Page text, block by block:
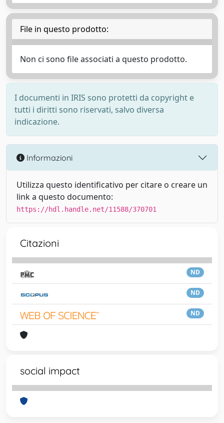
File in questo prodotto:
Non ci sono file associati a questo prodotto.
I documenti in IRIS sono protetti da copyright e
tutti i diritti sono riservati, salvo diversa
indicazione.
Informazioni
Utilizza questo identificativo per citare o creare un
link a questo documento:
https://hdl.handle.net/11588/370701
Citazioni
ND
ND
ND
social impact